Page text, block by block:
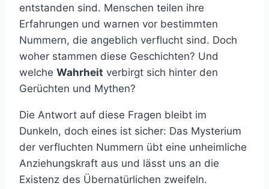
entstanden sind. Menschen teilen ihre
Erfahrungen und warnen vor bestimmten
Nummern, die angeblich verflucht sind. Doch
woher stammen diese Geschichten? Und
welche Wahrheit verbirgt sich hinter den
Gerüchten und Mythen?
Die Antwort auf diese Fragen bleibt im
Dunkeln, doch eines ist sicher: Das Mysterium
der verfluchten Nummern übt eine unheimliche
Anziehungskraft aus und lässt uns an die
Existenz des Übernatürlichen zweifeln.